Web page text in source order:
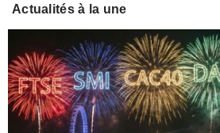
Actualités à la une